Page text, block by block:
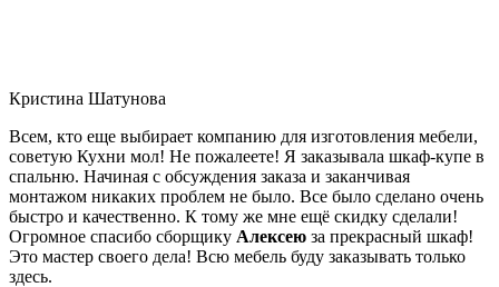
Кристина Шатунова
Всем, кто еще выбирает компанию для изготовления мебели,
советую Кухни мол! Не пожалеете! Я заказывала шкаф-купе в
спальню. Начиная с обсуждения заказа и заканчивая
монтажом никаких проблем не было. Все было сделано очень
быстро и качественно. К тому же мне ещё скидку сделали!
Огромное спасибо сборщику Алексею за прекрасный шкаф!
Это мастер своего дела! Всю мебель буду заказывать только
здесь.